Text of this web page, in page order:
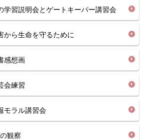
習説明会とゲートキーパー講習会
ら生命を守るために
感想画
会練習
ラル講習会
観察